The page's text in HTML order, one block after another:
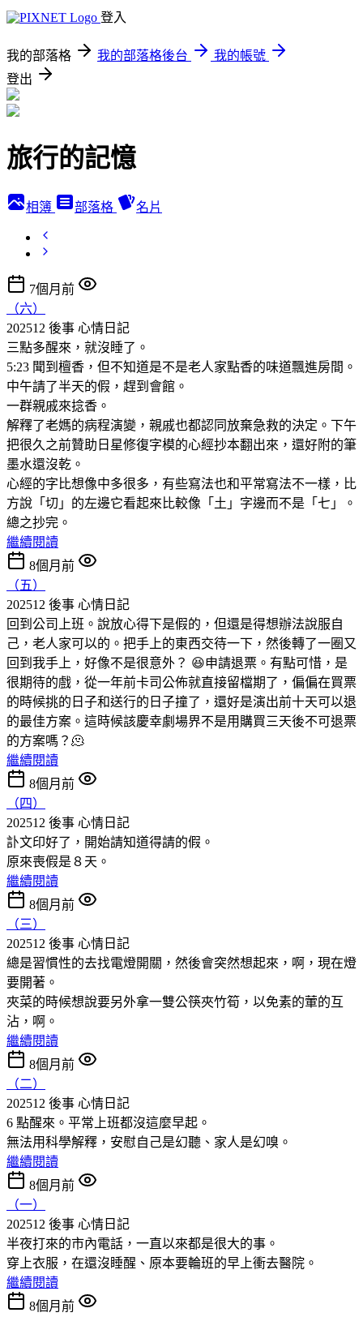
登入
我的部落格 我的部落格後台
我的帳號
登出
旅行的記憶
相簿 部落格 名片
7個月前
（六）
202512 後事 心情日記
三點多醒來，就沒睡了。
5:23 聞到檀香，但不知道是不是老人家點香的味道飄進房間。
中午請了半天的假，趕到會館。
一群親戚來捻香。
解釋了老媽的病程演變，親戚也都認同放棄急救的決定。下午
把很久之前贊助日星修復字模的心經抄本翻出來，還好附的筆
墨水還沒乾。
心經的字比想像中多很多，有些寫法也和平常寫法不一樣，比
方說「切」的左邊它看起來比較像「土」字邊而不是「七」。
總之抄完。
繼續閱讀
8個月前
（五）
202512 後事 心情日記
回到公司上班。說放心得下是假的，但還是得想辦法說服自
己，老人家可以的。把手上的東西交待一下，然後轉了一圈又
回到我手上，好像不是很意外？ 😆申請退票。有點可惜，是
很期待的戲，從一年前卡司公佈就直接留檔期了，偏偏在買票
的時候挑的日子和送行的日子撞了，還好是演出前十天可以退
的最佳方案。這時候該慶幸劇場界不是用購買三天後不可退票
的方案嗎？🫠
繼續閱讀
8個月前
（四）
202512 後事 心情日記
訃文印好了，開始請知道得請的假。
原來喪假是８天。
繼續閱讀
8個月前
（三）
202512 後事 心情日記
總是習慣性的去找電燈開關，然後會突然想起來，啊，現在燈
要開著。
夾菜的時候想說要另外拿一雙公筷夾竹筍，以免素的葷的互
沾，啊。
繼續閱讀
8個月前
（二）
202512 後事 心情日記
6 點醒來。平常上班都沒這麼早起。
無法用科學解釋，安慰自己是幻聽、家人是幻嗅。
繼續閱讀
8個月前
（一）
202512 後事 心情日記
半夜打來的市內電話，一直以來都是很大的事。
穿上衣服，在還沒睡醒、原本要輪班的早上衝去醫院。
繼續閱讀
8個月前